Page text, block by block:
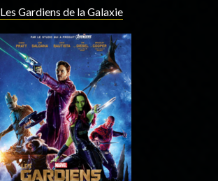
Les Gardiens de la Galaxie